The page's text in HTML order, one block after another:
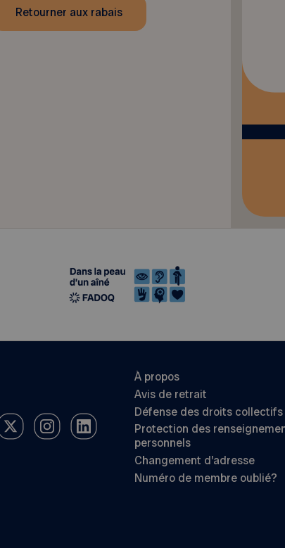
Retourner aux rabais
À propos
Avis de retrait
Défense des droits collectifs
Protection des
personnels
Changement d’adresse
Numéro de membre oublié?